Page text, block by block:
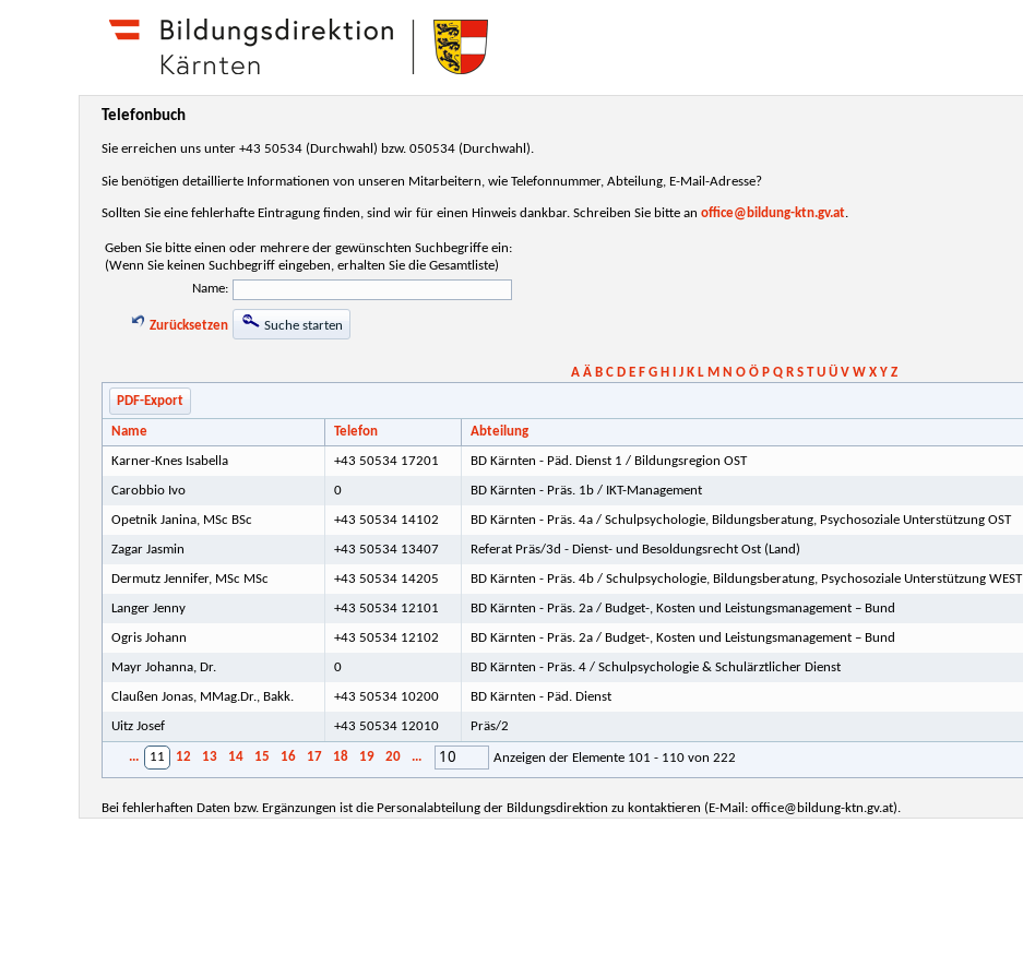
Telefonbuch
Sie erreichen uns unter +43 50534 (Durchwahl) bzw. 050534 (Durchwahl).
Sie benötigen detaillierte Informationen von unseren Mitarbeitern, wie Telefonnummer, Abteilung, E-Mail-Adresse?
Sollten Sie eine fehlerhafte Eintragung finden, sind wir für einen Hinweis dankbar. Schreiben Sie bitte an office@bildung-ktn.gv.at.
Geben Sie bitte einen oder mehrere der gewünschten Suchbegriffe ein:
(Wenn Sie keinen Suchbegriff eingeben, erhalten Sie die Gesamtliste)
Name:
Zurücksetzen Suche starten
A Ä B C D E F G H J K L M N O Ö P Q R S T U Ü V W X Y Z
PDF-Export
Name Telefon Abteilung
Karner-Knes Isabella +43 50534 17201 BD Kärnten - Päd. Dienst 1 / Bildungsregion OST
Carobbio Ivo 0 BD Kärnten - Präs. 1b / IKT-Management
Opetnik Janina, MSc BSc +43 50534 14102 BD Kärnten - Präs. 4a / Schulpsychologie, Bildungsberatung, Psychosoziale Unterstützung OST
Zagar Jasmin +43 50534 13407 Referat Präs/3d - Dienst- und Besoldungsrecht Ost (Land)
Dermutz Jennifer, MSc MSc +43 50534 14205 BD Kärnten - Präs. 4b / Schulpsychologie, Bildungsberatung, Psychosoziale Unterstützung WEST
Langer Jenny +43 50534 12101 BD Kärnten - Präs. 2a / Budget-, Kosten und Leistungsmanagement – Bund
Ogris Johann +43 50534 12102 BD Kärnten - Präs. 2a / Budget-, Kosten und Leistungsmanagement – Bund
Mayr Johanna, Dr. 0 BD Kärnten - Präs. 4 / Schulpsychologie & Schulärztlicher Dienst
Claußen Jonas, MMag.Dr., Bakk. +43 50534 10200 BD Kärnten - Päd. Dienst
Uitz Josef +43 50534 12010 Präs/2
... 11 12 13 14 15 16 17 18 19 20 ... 10 Anzeigen der Elemente 101 - 110 von 222
Bei fehlerhaften Daten bzw. Ergänzungen ist die Personalabteilung der Bildungsdirektion zu kontaktieren (E-Mail: office@bildung-ktn.gv.at).